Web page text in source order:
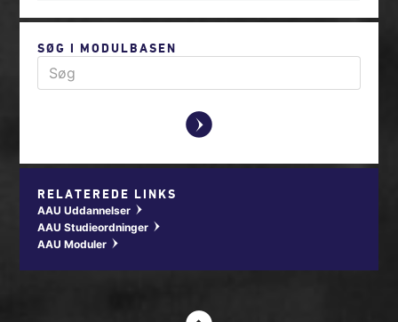
SØG I MODULBASEN
y
RELATEREDE LINKS
AAU Uddannelser w
AAU Studieordninger w
AAU Moduler w